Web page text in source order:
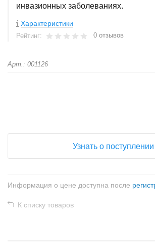
инвазионных заболеваниях.
Характеристики
Рейтинг: 0 отзывов
Арт.: 001126
Узнать о поступлении
Информация о цене доступна после
К списку товаров